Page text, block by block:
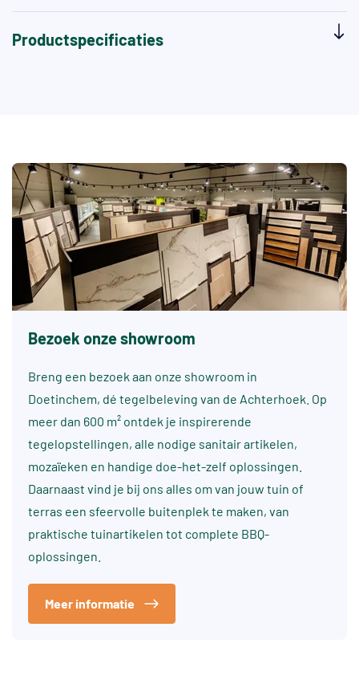
Productspecificaties
Bezoek onze showroom
Breng een bezoek aan onze showroom in
Doetinchem, dé tegelbeleving van de Achterhoek. Op
meer dan 600 m² ontdek je inspirerende
tegelopstellingen, alle nodige sanitair artikelen,
mozaïeken en handige doe-het-zelf oplossingen.
Daarnaast vind je bij ons alles om van jouw tuin of
terras een sfeervolle buitenplek te maken, van
praktische tuinartikelen tot complete BBQ-
oplossingen.
Meer informatie